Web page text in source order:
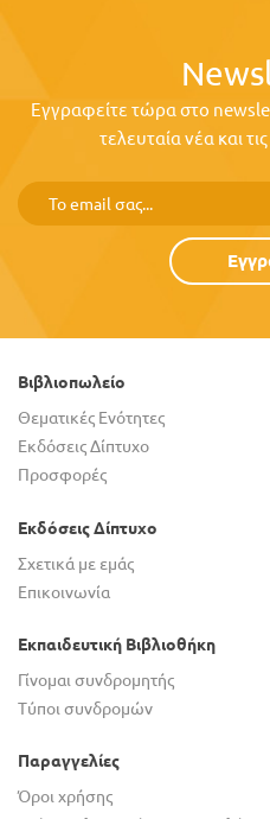
Εγγραφείτε τώρα στο
τελευταία νέα και
Βιβλιοπωλείο
Θεματικές Ενότητες
Εκδόσεις Δίπτυχο
Προσφορές
Εκδόσεις Δίπτυχο
Σχετικά με εμάς
Επικοινωνία
Εκπαιδευτική Βιβλιοθήκη
Γίνομαι συνδρομητής
Τύποι συνδρομών
Παραγγελίες
Όροι χρήσης